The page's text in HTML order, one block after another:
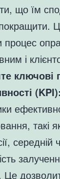
що їм
процес
і
ключові
(KPI):
такі
Це